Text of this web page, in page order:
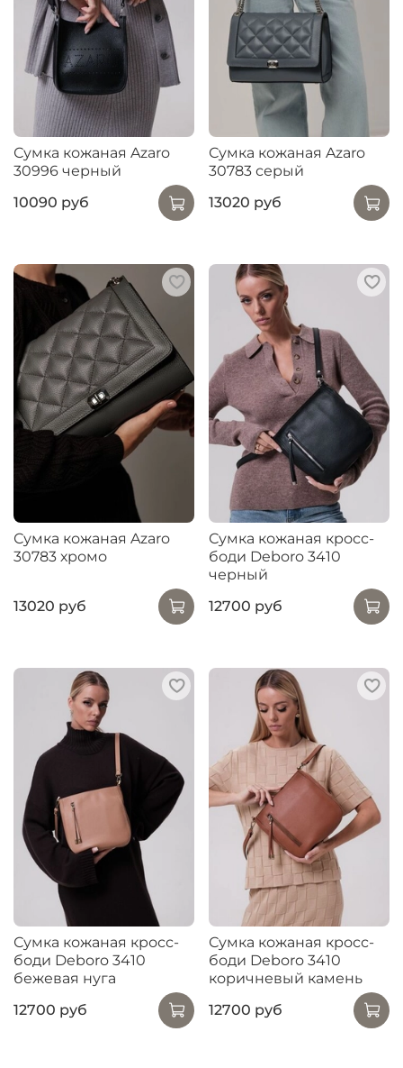
Сумка кожаная Azaro
30996 черный
10090 руб
Сумка кожаная Azaro
30783 серый
13020 руб
Сумка кожаная Azaro
30783 хромо
13020 руб
Сумка кожаная кросс-
боди Deboro 3410
черный
12700 руб
Сумка кожаная кросс-
боди Deboro 3410
бежевая нуга
12700 руб
Сумка кожаная кросс-
боди Deboro 3410
коричневый камень
12700 руб